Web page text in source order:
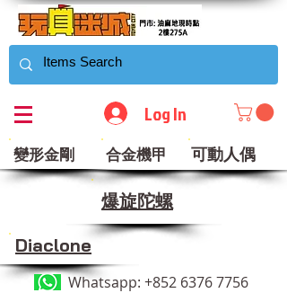
Log In
變形金剛 合金機甲 可動人偶
​爆旋陀螺
Diaclone
Whatsapp: +852 6376 7756